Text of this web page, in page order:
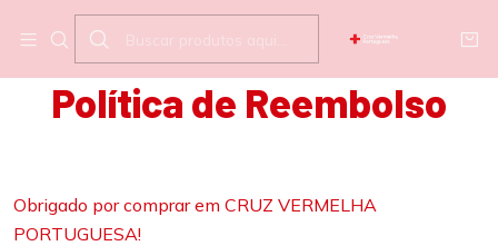
Política de Reembolso
Obrigado por comprar em CRUZ VERMELHA
PORTUGUESA!